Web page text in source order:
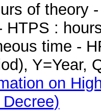
of theory
HTPS :
time -
Y=Year,
on
Decree)